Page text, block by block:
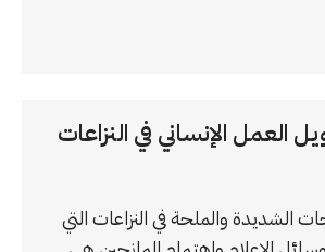
2: تمويل العمل الإنساني في النزاعات
الشديدة والملحة في النزاعات التي